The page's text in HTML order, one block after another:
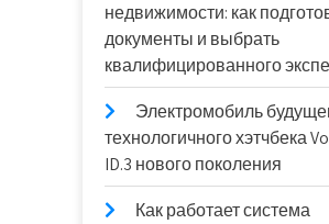
недвижимости: как
документы и выбрать
квалифицированного
Электромобиль
технологичного хэтчбека
ID.3 нового поколения
Как работает система